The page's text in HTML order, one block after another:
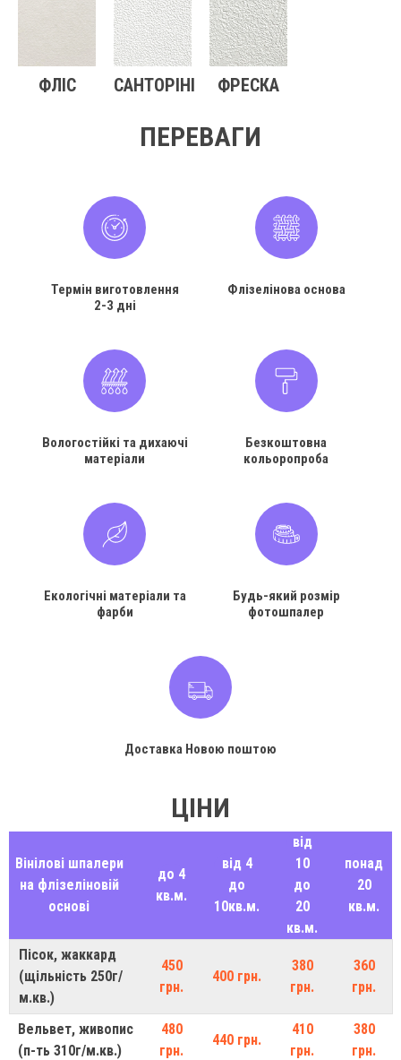
ФЛІС САНТОРІНІ ФРЕСКА
ПЕРЕВАГИ
Термін виготовлення
2-3 дні
Флізелінова основа
Вологостійкі та дихаючі
матеріали
Безкоштовна
кольоропроба
Екологічні матеріали та
фарби
Будь-який розмір
фотошпалер
Доставка Новою поштою
ЦІНИ
Вінілові шпалери
на флізеліновій
основі
до 4
кв.м.
від 4
до
10кв.м.
від
10
до
20
кв.м.
понад
20
кв.м.
Пісок, жаккард
(щільність 250г/
м.кв.)
450
грн.
400 грн.
380
грн.
360
грн.
Вельвет, живопис
(п-ть 310г/м.кв.)
480
грн.
440 грн.
410
грн.
380
грн.